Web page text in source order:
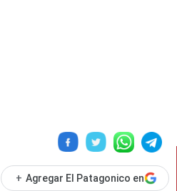
+ Agregar El Patagonico en